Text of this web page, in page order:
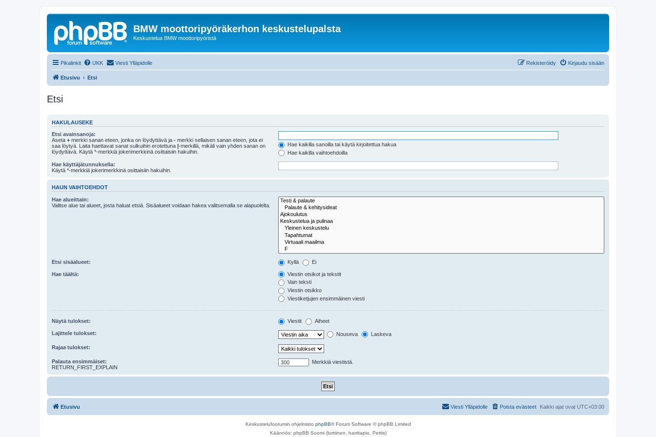
BMW moottoripyöräkerhon keskustelupalsta
Keskustelua BMW moottoripyöristä
Pikalinkit UKK Viesti Ylläpidolle Kirjaudu sisään
Rekisteröidy
Etusivu Etsi
Etsi
HAKULAUSEKE
Etsi avainsanoja:
Aseta + merkki sanan eteen, jonka on löydyttävä ja - merkki sellaisen sanan eteen, jota ei
saa löytyä. Laita haettavat sanat sulkuihin erotettuna |-merkillä, mikäli vain yhden sanan on
löydyttävä. Käytä *-merkkiä jokerimerkkinä osittaisiin hakuihin.
Hae kaikilla sanoilla tai käytä kirjoitettua hakua
Hae kaikilla vaihtoehdoilla
Hae käyttäjätunnuksella:
Käytä *-merkkiä jokerimerkkinä osittaisiin hakuihin.
HAUN VAIHTOEHDOT
Hae alueittain:
Valitse alue tai alueet, josta haluat etsiä. Sisäalueet voidaan hakea valitsemalla se alapuolelta.
Etsi sisäalueet: Kyllä Ei
Hae täältä:
Viestin otsikot ja tekstit
Vain teksti
Viestin otsikko
Viestiketjujen ensimmäinen viesti
Näytä tulokset: Viestit Aiheet
Lajittele tulokset: Nouseva Laskeva
Rajaa tulokset:
Palauta ensimmäiset:
RETURN_FIRST_EXPLAIN
Merkkiä viestistä.
Etusivu Kaikki ajat ovat UTC+03:00
Poista evästeet
Viesti Ylläpidolle
Keskustelufoorumin ohjelmisto phpBB® Forum Software © phpBB Limited
Käännös: phpBB Suomi (lurttinen, harritapio, Pettis)